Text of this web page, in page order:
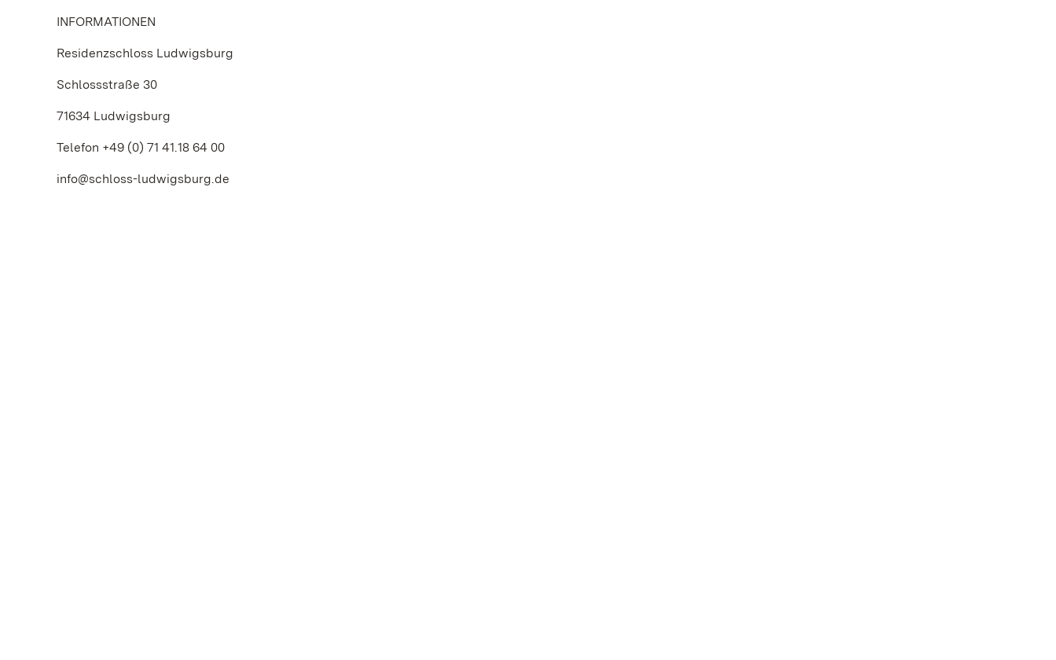
INFORMATIONEN
Residenzschloss Ludwigsburg
Schlossstraße 30
71634 Ludwigsburg
Telefon +49 (0) 71 41.18 64 00
info@schloss-ludwigsburg.de